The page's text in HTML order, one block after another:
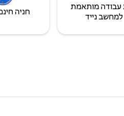
עבודה מותאמת
למחשב נייד
חניה